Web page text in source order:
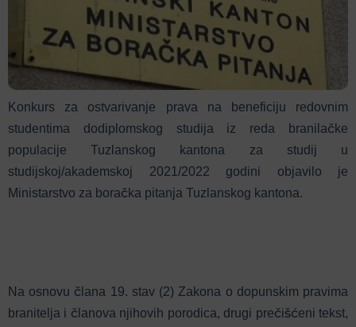
Konkurs za ostvarivanje prava na beneficiju redovnim
studentima dodiplomskog studija iz reda branilačke
populacije Tuzlanskog kantona za studij u
studijskoj/akademskoj 2021/2022 godini objavilo je
Ministarstvo za boračka pitanja Tuzlanskog kantona.
Na osnovu člana 19. stav (2) Zakona o dopunskim pravima
branitelja i članova njihovih porodica, drugi prečišćeni tekst,